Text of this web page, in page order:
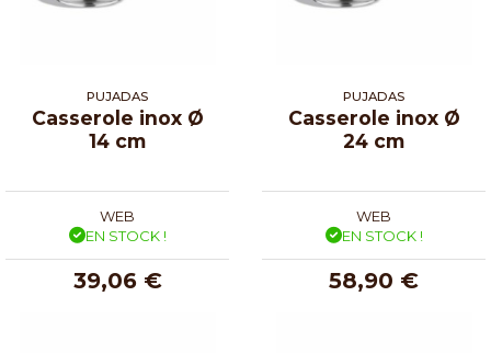
PUJADAS
Casserole inox Ø
14 cm
WEB
EN STOCK !
39,06 €
PUJADAS
Casserole inox Ø
24 cm
WEB
EN STOCK !
58,90 €